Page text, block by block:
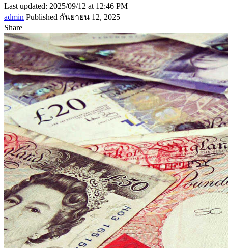
Last updated: 2025/09/12 at 12:46 PM
admin Published กันยายน 12, 2025
Share